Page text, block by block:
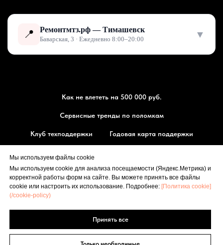
Мы используем файлы cookie
Мы используем cookie для анализа посещаемости (Яндекс.Метрика) и
корректной работы форм на сайте. Вы можете принять все файлы
cookie или настроить их использование. Подробнее: [Политика cookie]
(/cookie-policy)
Принять все
📍 Ремонтмтз.рф — Тимашевск
Баварская, 3 · Ежедневно 8:00–20:00 ▼
⭐ Оставить отзыв
Как не влететь на 500 000 руб.
Сервисные тренды по поломкам
Клуб техподдержки Годовая карта поддержки
РЕМОНТМТЗ.РФ
Политика конфиденциальности